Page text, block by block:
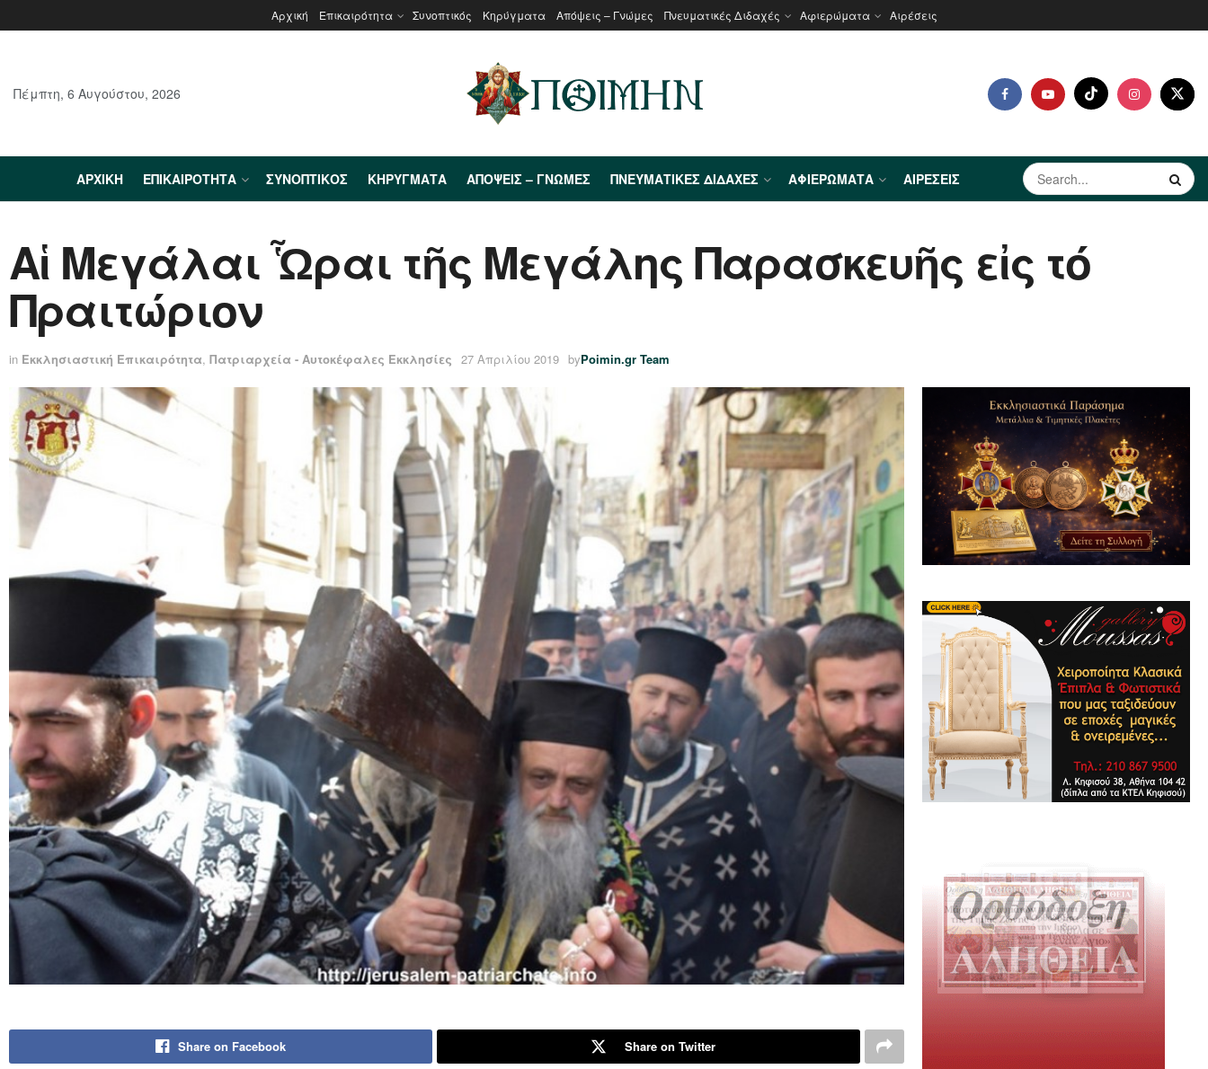
Αρχική Επικαιρότητα Συνοπτικός Κηρύγματα Απόψεις – Γνώμες Πνευματικές Διδαχές Αφιερώματα Αιρέσεις
Πέμπτη, 6 Αυγούστου, 2026
ΑΡΧΙΚΉ ΕΠΙΚΑΙΡΌΤΗΤΑ ΣΥΝΟΠΤΙΚΌΣ ΚΗΡΎΓΜΑΤΑ ΑΠΌΨΕΙΣ – ΓΝΏΜΕΣ ΠΝΕΥΜΑΤΙΚΈΣ ΔΙΔΑΧΈΣ ΑΦΙΕΡΏΜΑΤΑ ΑΙΡΈΣΕΙΣ
Αἱ Μεγάλαι Ὧραι τῆς Μεγάλης Παρασκευῆς εἰς τό
Πραιτώριον
in Εκκλησιαστική Επικαιρότητα, Πατριαρχεία - Αυτοκέφαλες Εκκλησίες 27 Απριλίου 2019 byPoimin.gr Team
Share on Facebook Share on Twitter